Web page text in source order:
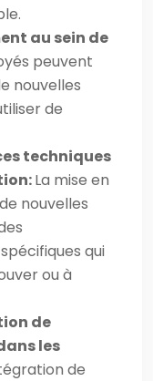
au sein de
peuvent
nouvelles
de
techniques
La mise en
nouvelles
qui
ou à
de
les
de